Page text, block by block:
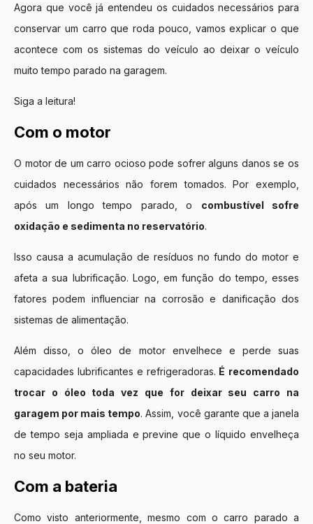
Agora que você já entendeu os cuidados necessários para
conservar um carro que roda pouco, vamos explicar o que
acontece com os sistemas do veículo ao deixar o veículo
muito tempo parado na garagem.
Siga a leitura!
Com o motor
O motor de um carro ocioso pode sofrer alguns danos se os
cuidados necessários não forem tomados. Por exemplo,
após um longo tempo parado, o combustível sofre
oxidação e sedimenta no reservatório.
Isso causa a acumulação de resíduos no fundo do motor e
afeta a sua lubrificação. Logo, em função do tempo, esses
fatores podem influenciar na corrosão e danificação dos
sistemas de alimentação.
Além disso, o óleo de motor envelhece e perde suas
capacidades lubrificantes e refrigeradoras. É recomendado
trocar o óleo toda vez que for deixar seu carro na
garagem por mais tempo. Assim, você garante que a janela
de tempo seja ampliada e previne que o líquido envelheça
no seu motor.
Com a bateria
Como visto anteriormente, mesmo com o carro parado a